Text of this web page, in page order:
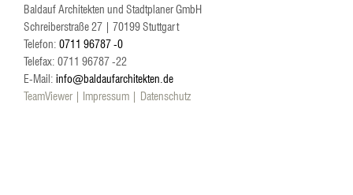
Baldauf Architekten und Stadtplaner GmbH
Schreiberstraße 27| 70199Stuttgart
Telefon: 0711 96787 -0
Telefax: 0711 96787 -22
E-Mail: info@baldaufarchitekten.de
TeamViewer
Impressum Datenschutz